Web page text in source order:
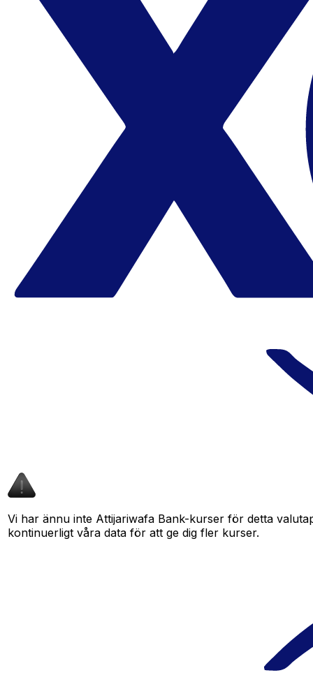
Vi har ännu inte Attijariwafa Bank-kurser för detta
kontinuerligt våra data för att ge dig fler kurser.